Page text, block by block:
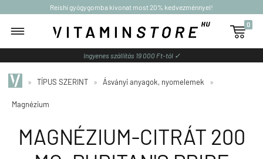
Reishi gyógygomba kivonat most 20% kedvezménnyel!

0
Ingyenes szállítás 19 000 Ft-tól ✓
» TÍPUS SZERINT » Ásványi anyagok, nyomelemek »
Magnézium
MAGNÉZIUM-CITRÁT 200